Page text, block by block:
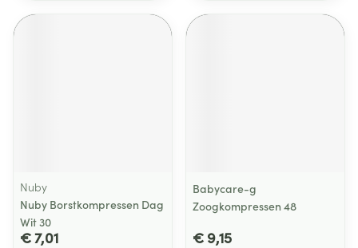
Nuby
Nuby Borstkompressen Dag
Wit 30
€ 7,01
Babycare-g
Zoogkompressen 48
€ 9,15